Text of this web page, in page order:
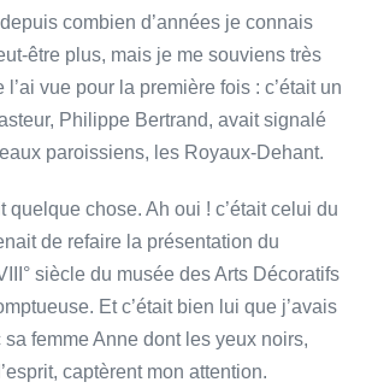
combien d’années je connais
être plus, mais je me souviens très
l’ai vue pour la première fois : c’était un
Philippe Bertrand, avait signalé
paroissiens, les Royaux-Dehant.
quelque chose. Ah oui ! c’était celui du
de refaire la présentation du
siècle du musée des Arts Décoratifs
Et c’était bien lui que j’avais
femme Anne dont les yeux noirs,
captèrent mon attention.